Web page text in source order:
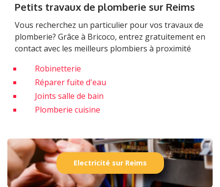
Petits travaux de plomberie sur Reims
Vous recherchez un particulier pour vos travaux de
plomberie? Grâce à Bricoco, entrez gratuitement en
contact avec les meilleurs plombiers à proximité
Robinetterie
Réparer fuite d'eau
Joints salle de bain
Plomberie cuisine
Electricité sur Reims